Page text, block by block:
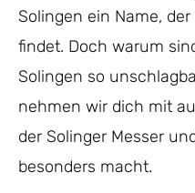
Solingen ein Name,
findet. Doch warum
Solingen so
nehmen wir dich mit
der Solinger Messer
besonders macht.